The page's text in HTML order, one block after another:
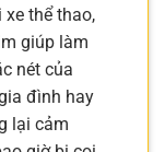
xe thể thao,
giúp làm
nét của
đình hay
lại cảm